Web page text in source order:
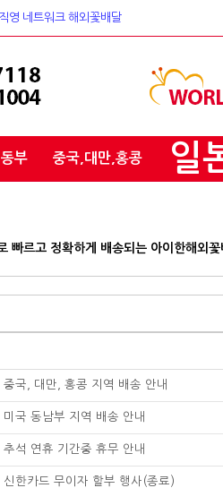
영 네트워크 해외꽃배달
부 중국,대만,홍콩 일
빠르고 정확하게 배송되는 아이한해외꽃
중국, 대만, 홍콩 지역 배송 안내
미국 동남부 지역 배송 안내
추석 연휴 기간중 휴무 안내
신한카드 무이자 할부 행사(종료)